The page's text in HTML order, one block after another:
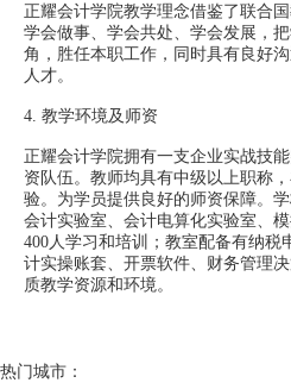
正耀会计学院教学理念借鉴了联合
学会做事、学会共处、学会发展，
角，胜任本职工作，同时具有良好
人才。
4. 教学环境及师资
正耀会计学院拥有一支企业实战技
资队伍。教师均具有中级以上职称
验。为学员提供良好的师资保障。
会计实验室、会计电算化实验室、
400人学习和培训；教室配备有纳税
计实操账套、开票软件、财务管理
质教学资源和环境。
热门城市：